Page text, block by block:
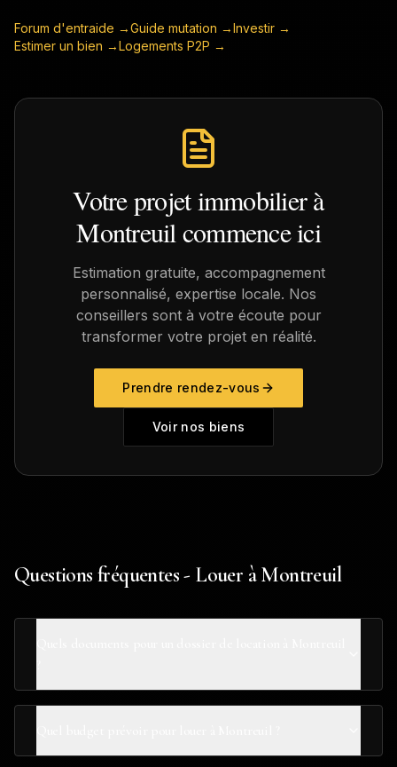
Forum d'entraide →Guide mutation →Investir →
Estimer un bien →Logements P2P →
Votre projet immobilier à
Montreuilcommence ici
Estimation gratuite, accompagnement
personnalisé, expertise locale. Nos
conseillers sont à votre écoute pour
transformer votre projet en réalité.
Prendre rendez-vous
Voir nos biens
Questions fréquentes - Louer à Montreuil